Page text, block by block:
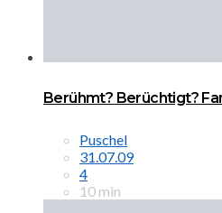
Berühmt? Berüchtigt?
Puschel
31.07.09
4
10 min